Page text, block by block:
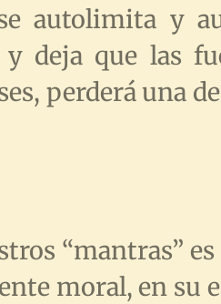
autolimita y
deja que las
perderá una
“mantras”
moral, en su